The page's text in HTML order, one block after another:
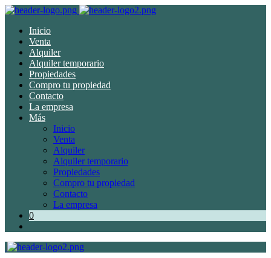
Inicio
Venta
Alquiler
Alquiler temporario
Propiedades
Compro tu propiedad
Contacto
La empresa
Más
Inicio
Venta
Alquiler
Alquiler temporario
Propiedades
Compro tu propiedad
Contacto
La empresa
0